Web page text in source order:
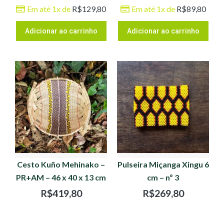
Em até 1x de R$129,80
Adicionar ao carrinho
Em até 1x de R$89,80
Adicionar ao carrinho
Cesto Kuño Mehinako –
PR+AM – 46 x 40 x 13 cm
R$419,80
Pulseira Miçanga Xingu 6
cm – nº 3
R$269,80